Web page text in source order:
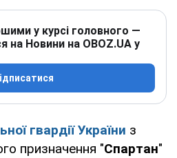
у курсі головного —
на Новини на OBOZ.UA у
гвардії України з
призначення "Спартан"